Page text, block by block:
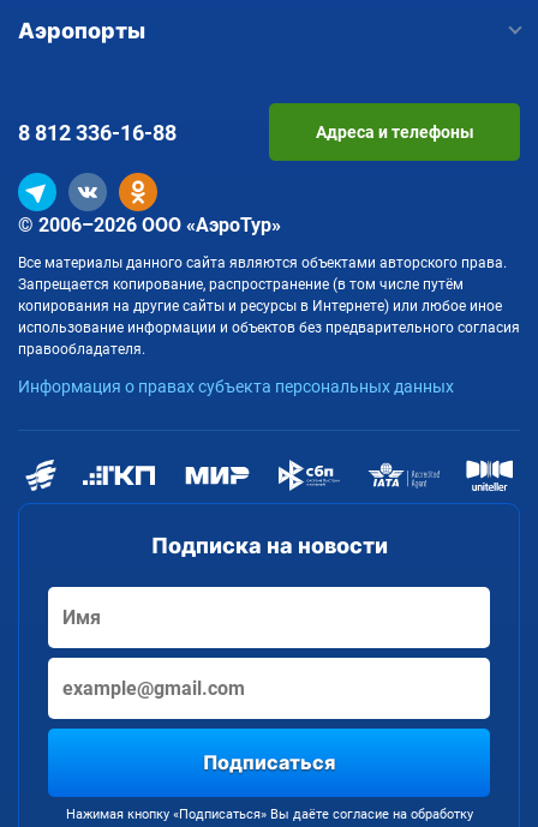
Аэропорты
Подписка на новости
Подписаться
Нажимая кнопку «Подписаться» Вы даёте согласие на обработку
© 2006–2026 ООО «АэроТур»
Все материалы данного сайта являются объектами авторского права.
Запрещается копирование, распространение (в том числе путём
копирования на другие сайты и ресурсы в Интернете) или любое иное
использование информации и объектов без предварительного согласия
правообладателя.
Информация о правах субъекта персональных данных
8 812336-16-88 Адреса и телефоны